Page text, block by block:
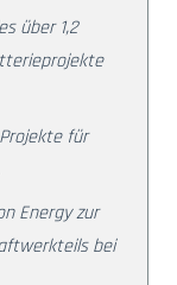
über 1,2
für
Energy zur
bei